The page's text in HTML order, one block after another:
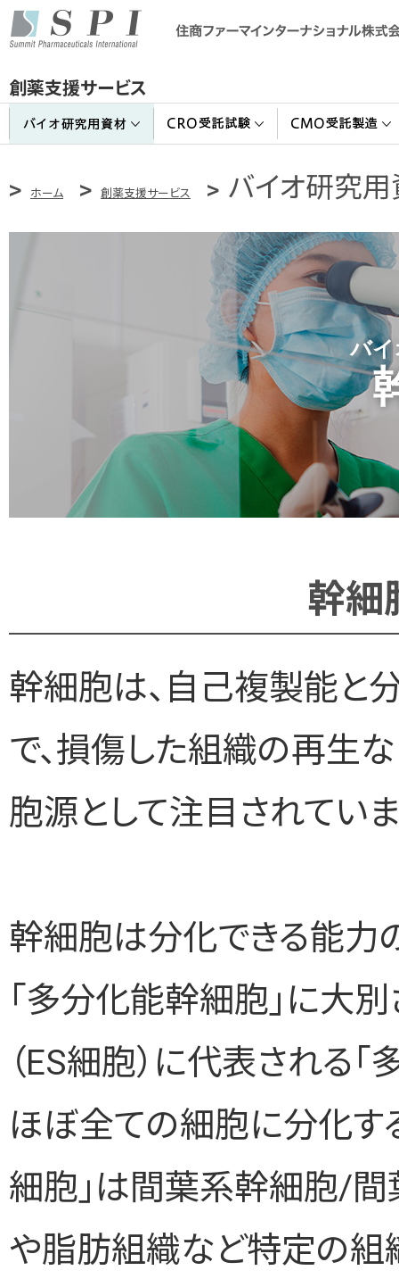
創薬支援サービス
ホーム 創薬支援サービス バイオ研究
バイ
幹細
幹細胞は、自己複製能と
で、損傷した組織の再生
胞源として注目されていま
幹細胞は分化できる能力
「多分化能幹細胞」に大
（ES細胞）に代表される
ほぼ全ての細胞に分化す
細胞」は間葉系幹細胞/間
や脂肪組織など特定の組